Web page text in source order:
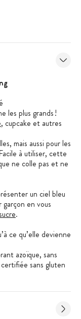
les plus grands !
, cupcake et autres
mais aussi pour les
à utiliser, cette
ne colle pas et ne
un ciel bleu
en vous
.
ce qu’elle devienne
azoïque, sans
sans gluten